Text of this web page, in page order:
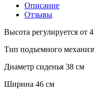
Описание
Отзывы
Высота регулируется от
Тип подъемного
Диаметр сиденья 38 см
Ширина 46 см